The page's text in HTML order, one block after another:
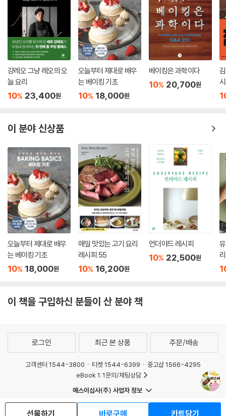
걍레오 그냥 레오의 오
늘 요리
10% 23,400원
오늘부터 제대로 배우
는 베이킹 기초
10% 18,000원
베이킹은 과학이다
10% 20,700원
이 분야 신상품
오늘부터 제대로 배우
는 베이킹 기초
10% 18,000원
매일 맛있는 고기 요리
레시피 55
10% 16,200원
언더야드 레시피
10% 22,500원
이 책을 구입하신 분들이 산 분야 책
선물하기 바로구매 카트담기
로그인 최근 본 상품 주문/배송
고객센터 1544-3800 티켓 1544-6399
중고샵 1566-4295
eBook 1:1문의/채팅상담
예스이십사(주) 사업자 정보
이용약관
개인정보처리방침
청소년보호정책